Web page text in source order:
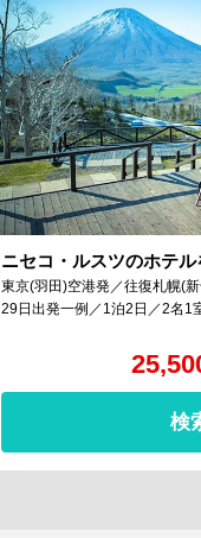
ニセコ・ルスツのホテ
東京(羽田)空港発／往復札幌(
29日出発一例／1泊2日／2名1
検